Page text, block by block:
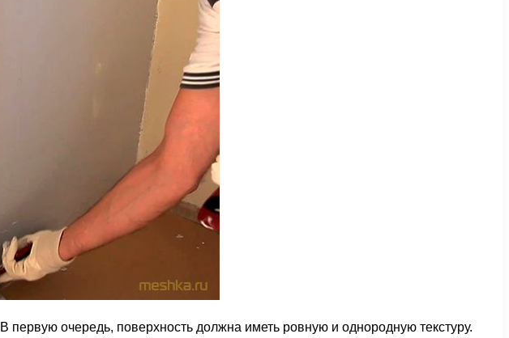
первую очередь, поверхность должна иметь ровную и однородную текстуру.